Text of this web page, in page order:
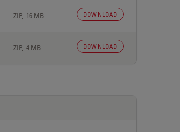
ZIP, 16 MB DOWNLOAD
ZIP, 4 MB DOWNLOAD